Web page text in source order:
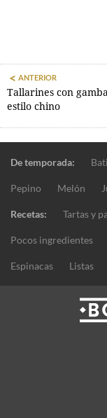
ANTERIOR
Tallarines con
estilo chino
De temporada:
Pepino Melón
Recetas: Tartas y
Pocos ingredientes
Espinacas Listas